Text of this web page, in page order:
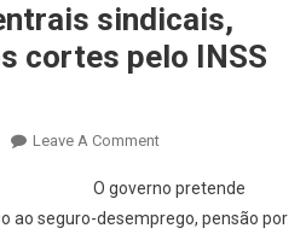
sindicais,
cortes pelo INSS
Leave A CommentOn
Aval
Das
O governo pretende
ao seguro-desemprego, pensão por